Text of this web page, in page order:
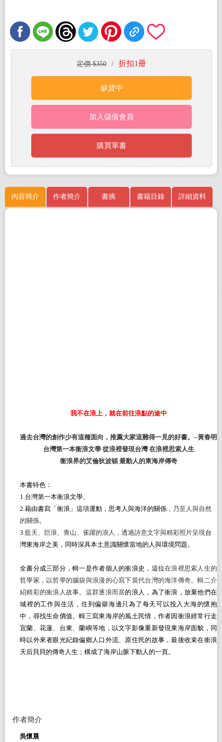
定價 $350 / 折扣1冊
缺貨中
加入儲值會員
購買單書
內容簡介 作者簡介 書摘 書籍目錄 詳細資料
我不在浪上，就在前往浪點的途中
過去台灣的創作少有這種面向，推薦大家這難得一見的好書。--黃春明
台灣第一本衝浪文學 從浪裡發現台灣 在浪裡思索人生
衝浪界的艾倫狄波頓 最動人的東海岸傳奇
本書特色：
1. 台灣第一本衝浪文學。
2. 藉由書寫「衝浪」這項運動， 思考人與海洋的關係 ，乃至人與自然
的關係。
3. 藍天、巨浪、青山、雀躍的浪人，透過詩意文字與精彩照片呈現 台
灣東海岸之美，同時深具本土意識關懷當地的人與環境問題。
全書分成三部分，輯一是作者個人的衝浪史，這位在浪裡思索人生的
哲學家 ，以哲學的腦袋與浪漫的心寫下當代台灣的海洋傳奇。輯二介
紹精彩的衝浪人故事。這群逐浪而居的浪人，為了衝浪，放棄他們在
城裡的工作與生活，住到偏僻海邊只為了每天可以投入大海的懷抱
中，尋找生命價值。輯三寫東海岸的風土民情，作者因衝浪經常行走
宜蘭、花蓮、台東、蘭嶼等地，以文字影像重新發現東海岸面貌，同
時以外來者眼光紀錄偏鄉人口外流、原住民的故事，最後收束在衝浪
天后貝貝的傳奇人生；構成了海岸山脈下動人的一頁。
作者簡介
吳懷晨